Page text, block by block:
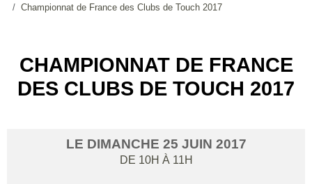
Championnat de France des Clubs de Touch 2017
CHAMPIONNAT DE FRANCE
DES CLUBS DE TOUCH 2017
LE DIMANCHE 25 JUIN 2017
DE 10H À 11H